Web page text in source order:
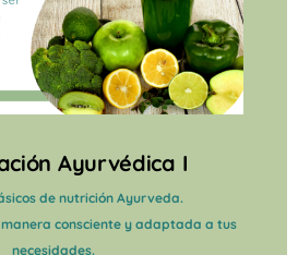
Ayurvédica I
de nutrición Ayurveda.
consciente y adaptada a tus
necesidades.